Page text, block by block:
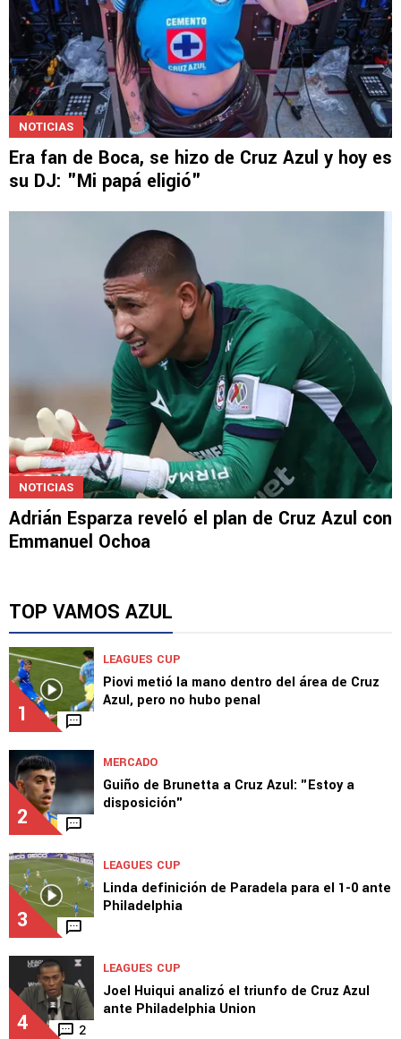
NOTICIAS
Era fan de Boca, se hizo de Cruz Azul y hoy es
su DJ: "Mi papá eligió"
NOTICIAS
Adrián Esparza reveló el plan de Cruz Azul con
Emmanuel Ochoa
TOP VAMOS AZUL
1
LEAGUES CUP
Piovi metió la mano dentro del área de Cruz
Azul, pero no hubo penal
2
MERCADO
Guiño de Brunetta a Cruz Azul: "Estoy a
disposición"
3
LEAGUES CUP
Linda definición de Paradela para el 1-0 ante
Philadelphia
4 2
LEAGUES CUP
Joel Huiqui analizó el triunfo de Cruz Azul
ante Philadelphia Union